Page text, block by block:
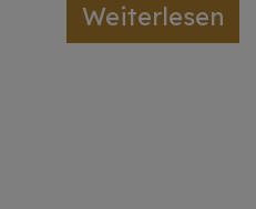
Weiterlesen